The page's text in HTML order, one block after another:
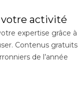
activité
expertise grâce à
Contenus gratuits
de l’année